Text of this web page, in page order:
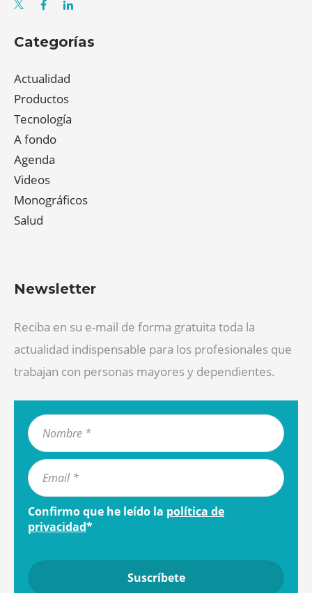
Categorías
Actualidad
Productos
Tecnología
A fondo
Agenda
Videos
Monográficos
Salud
Newsletter
Reciba en su e-mail de forma gratuita toda la
actualidad indispensable para los profesionales que
trabajan con personas mayores y dependientes.
Confirmo que he leído la política de
privacidad*